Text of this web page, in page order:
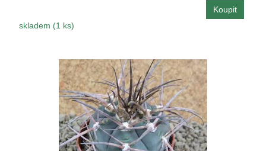
skladem (1 ks)